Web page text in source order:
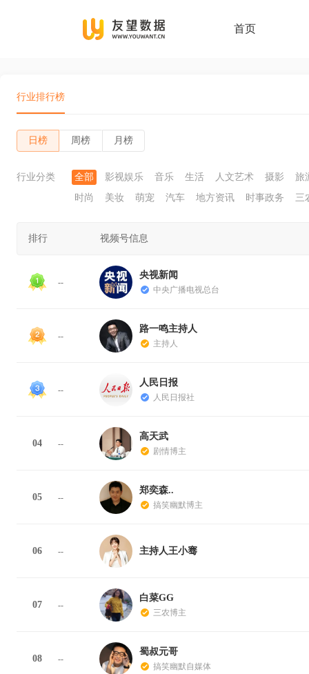
首页
行业排行榜
日榜 周榜 月榜
行业分类 全部 影视娱乐 音乐 生活 人文艺术 摄影
旅
时尚
美妆 萌宠 汽车 地方资讯 时事政务 三
排行 视频号信息
--
央视新闻
中央广播电视总台
--
路一鸣主持人
主持人
--
人民日报
人民日报社
04 --
高天武
剧情博主
05 --
郑奕森..
搞笑幽默博主
06 -- 主持人王小骞
07 --
白菜GG
三农博主
08 --
蜀叔元哥
搞笑幽默自媒体